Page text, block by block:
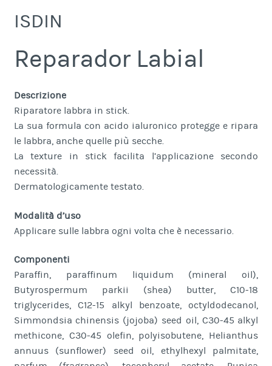
ISDIN
Reparador Labial
Descrizione
Riparatore labbra in stick.
La sua formula con acido ialuronico protegge e ripara
le labbra, anche quelle più secche.
La texture in stick facilita l’applicazione secondo
necessità.
Dermatologicamente testato.
Modalità d’uso
Applicare sulle labbra ogni volta che è necessario.
Componenti
Paraffin, paraffinum liquidum (mineral oil),
Butyrospermum parkii (shea) butter, C10-18
triglycerides, C12-15 alkyl benzoate, octyldodecanol,
Simmondsia chinensis (jojoba) seed oil, C30-45 alkyl
methicone, C30-45 olefin, polyisobutene, Helianthus
annuus (sunflower) seed oil, ethylhexyl palmitate,